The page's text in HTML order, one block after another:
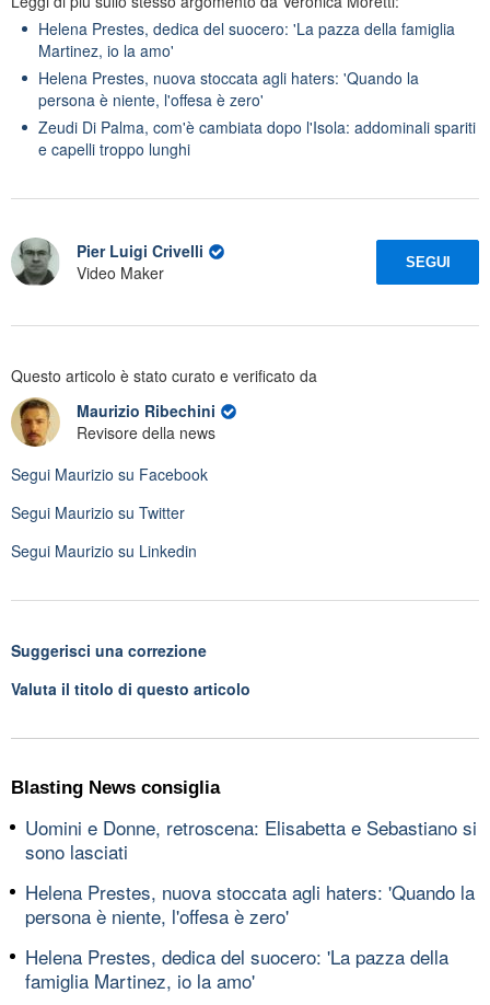
Helena Prestes, dedica del suocero: 'La pazza della famiglia
Martinez, io la amo'
Helena Prestes, nuova stoccata agli haters: 'Quando la
persona è niente, l'offesa è zero'
Zeudi Di Palma, com'è cambiata dopo l'Isola: addominali spariti
e capelli troppo lunghi
Pier Luigi Crivelli
Video Maker
SEGUI
Questo articolo è stato curato e verificato da
Maurizio Ribechini
Revisore della news
Segui Maurizio su Facebook
Segui Maurizio su Twitter
Segui Maurizio su Linkedin
Suggerisci una correzione
Valuta il titolo di questo articolo
Blasting News consiglia
Uomini e Donne, retroscena: Elisabetta e Sebastiano si
sono lasciati
Helena Prestes, nuova stoccata agli haters: 'Quando la
persona è niente, l'offesa è zero'
Helena Prestes, dedica del suocero: 'La pazza della
famiglia Martinez, io la amo'